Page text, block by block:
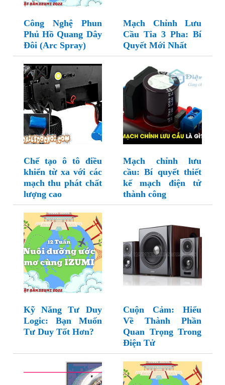
Công Nghệ Phun
Phủ Hồ Quang Dây
Đôi (Arc Spray)
Mạch Chỉnh Lưu
Cầu Tia 3 Pha: Bí
Quyết Mới Nhất
Chế tạo ô tô điều
khiển từ xa với các
mạch thu phát chất
lượng cao
Mạch chỉnh lưu
cầu: Bí quyết thiết
kế mạch điện tử
thành công
Kỹ Năng Tư Duy
Logic: Bạn Muốn
Tư Duy Tốt Hơn?
Cuộn Cảm: Hiểu
Về Thành Phần
Quan Trọng Trong
Điện Tử